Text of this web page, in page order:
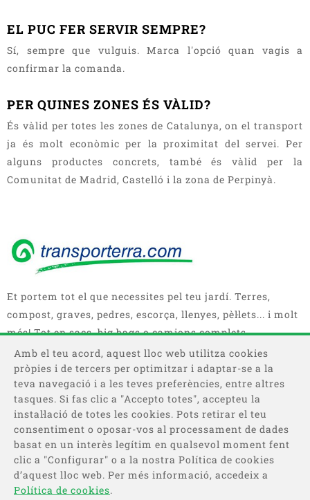
EL PUC FER SERVIR SEMPRE?
Sí, sempre que vulguis. Marca l'opció quan vagis a
confirmar la comanda.
PER QUINES ZONES ÉS VÀLID?
És vàlid per totes les zones de Catalunya, on el transport
ja és molt econòmic per la proximitat del servei. Per
alguns productes concrets, també és vàlid per la
Comunitat de Madrid, Castelló i la zona de Perpinyà.
Et portem tot el que necessites pel teu jardí. Terres,
compost, graves, pedres, escorça, llenyes, pèl·lets... i molt
més! Tot en sacs, big bags o camions complets.
Categories
Informació
Amb el teu acord, aquest lloc web utilitza cookies
pròpies i de tercers per optimitzar i adaptar-se a la
teva navegació i a les teves preferències, entre altres
tasques. Si fas clic a "Accepto totes", accepteu la
instal·lació de totes les cookies. Pots retirar el teu
consentiment o oposar-vos al processament de dades
basat en un interès legítim en qualsevol moment fent
clic a "Configurar" o a la nostra Política de cookies
d’aquest lloc web. Per més informació, accedeix a
Política de cookies.